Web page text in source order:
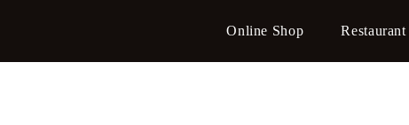
Online Shop Restaurant